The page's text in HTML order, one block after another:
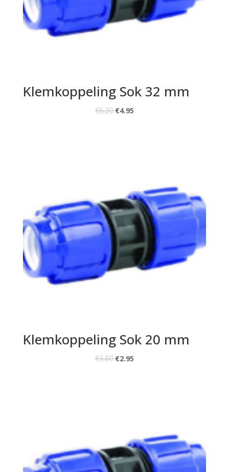
Klemkoppeling Sok 32 mm
€6.20 €4.95
Klemkoppeling Sok 20 mm
€3.80 €2.95